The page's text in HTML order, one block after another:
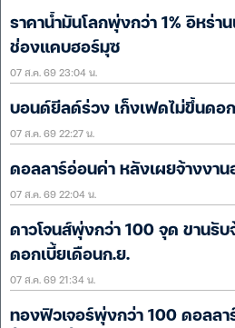
ราคาน้ำมันโลกพุ่งกว่า 1% อิหร่า
ช่องแคบฮอร์มุซ
07 ส.ค. 69 23:04 น.
บอนด์ยีลด์ร่วง เก็งเฟดไม่ขึ้นดอ
07 ส.ค. 69 22:27 น.
ดอลลาร์อ่อนค่า หลังเผยจ้างงา
07 ส.ค. 69 22:04 น.
ดาวโจนส์พุ่งกว่า 100 จุด ขานรั
ดอกเบี้ยเดือนก.ย.
07 ส.ค. 69 21:34 น.
ทองฟิวเจอร์พุ่งกว่า 100 ดอลลา